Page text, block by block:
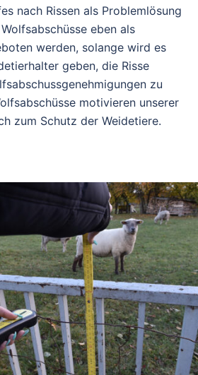
nach Rissen als Problemlösung
eben als
werden, solange wird es
geben, die Risse
zu
motivieren unserer
zum Schutz der Weidetiere.